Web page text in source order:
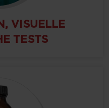
VISUELLE
TESTS